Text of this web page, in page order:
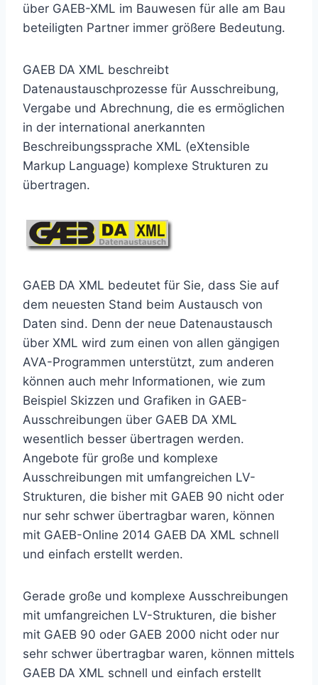
über GAEB-XML im Bauwesen für alle am Bau
beteiligten Partner immer größere Bedeutung.
GAEB DA XML beschreibt
Datenaustauschprozesse für Ausschreibung,
Vergabe und Abrechnung, die es ermöglichen
in der international anerkannten
Beschreibungssprache XML (eXtensible
Markup Language) komplexe Strukturen zu
übertragen.
GAEB DA XML bedeutet für Sie, dass Sie auf
dem neuesten Stand beim Austausch von
Daten sind. Denn der neue Datenaustausch
über XML wird zum einen von allen gängigen
AVA-Programmen unterstützt, zum anderen
können auch mehr Informationen, wie zum
Beispiel Skizzen und Grafiken in GAEB-
Ausschreibungen über GAEB DA XML
wesentlich besser übertragen werden.
Angebote für große und komplexe
Ausschreibungen mit umfangreichen LV-
Strukturen, die bisher mit GAEB 90 nicht oder
nur sehr schwer übertragbar waren, können
mit GAEB-Online 2014 GAEB DA XML schnell
und einfach erstellt werden.
Gerade große und komplexe Ausschreibungen
mit umfangreichen LV-Strukturen, die bisher
mit GAEB 90 oder GAEB 2000 nicht oder nur
sehr schwer übertragbar waren, können mittels
GAEB DA XML schnell und einfach erstellt